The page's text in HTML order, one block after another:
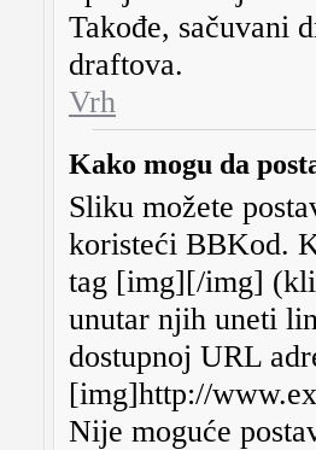
Takođe, sačuvani
draftova.
Vrh
Kako mogu da
Sliku možete
koristeći BBKod.
tag [img][/img]
unutar njih uneti
dostupnoj URL
[img]http://
Nije moguće